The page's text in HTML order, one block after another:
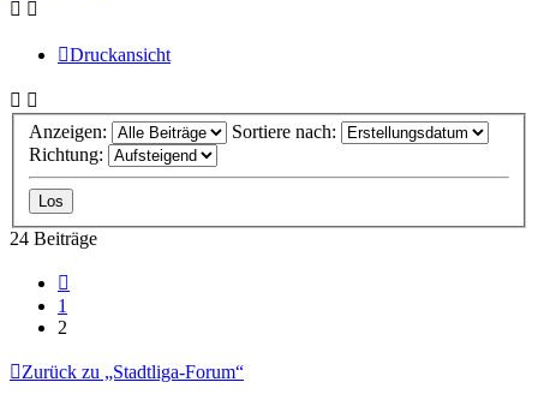
Druckansicht
Anzeigen:
Sortiere nach:
Richtung:
24 Beiträge
1
2
Zurück zu „Stadtliga-Forum“